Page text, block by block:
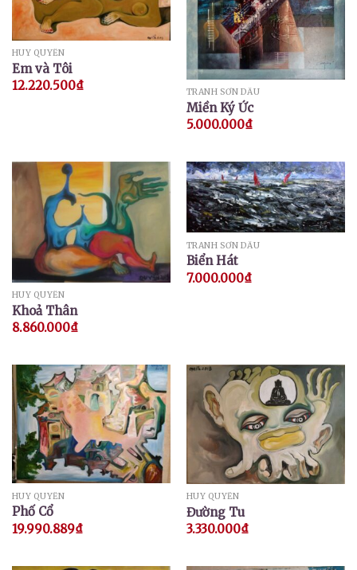
HUY QUYỂN
Em và Tôi
12.220.500₫ TRANH SƠN DẦU
Miền Ký Ức
5.000.000₫
HUY QUYỂN
Khoả Thân
8.860.000₫
TRANH SƠN DẦU
Biển Hát
7.000.000₫
HUY QUYỂN
Phố Cổ
19.990.889₫
HUY QUYỂN
Đường Tu
3.330.000₫